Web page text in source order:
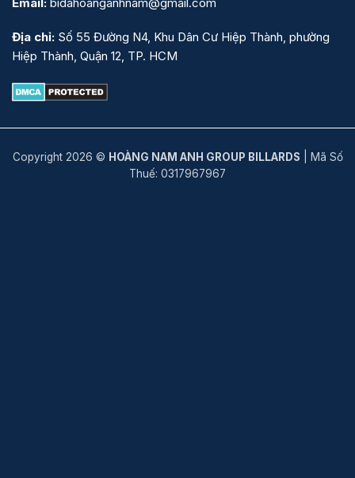
Địa chỉ: Số 55 Đường N4, Khu Dân Cư Hiệp Thành, phường
Hiệp Thành, Quận 12, TP. HCM
Copyright 2026 © HOÀNG NAM ANH GROUP BILLARDS | Mã Số
Thuế: 0317967967